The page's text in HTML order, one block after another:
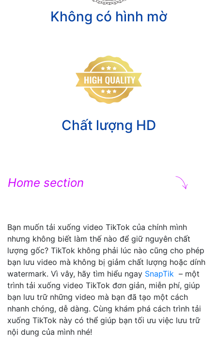
Không có hình mờ
Chất lượng HD
Home section
Bạn muốn tải xuống video TikTok của chính mình
nhưng không biết làm thế nào để giữ nguyên chất
lượng gốc? TikTok không phải lúc nào cũng cho phép
bạn lưu video mà không bị giảm chất lượng hoặc dính
watermark. Vì vây, hãy tìm hiểu ngay SnapTik – một
trình tải xuống video TikTok đơn giản, miễn phí, giúp
bạn lưu trữ những video mà bạn đã tạo một cách
nhanh chóng, dễ dàng. Cùng khám phá cách trình tải
xuống TikTok này có thể giúp bạn tối ưu việc lưu trữ
nội dung của mình nhé!